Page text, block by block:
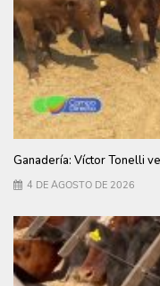
Ganadería: Víctor Tonelli
4 DE AGOSTO DE 2026